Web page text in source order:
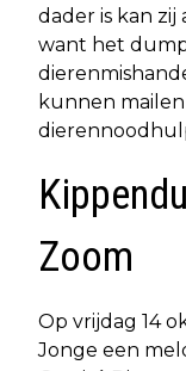
dader is kan
want het
kunnen mailen
Zoom
Op vrijdag 14
Jonge een